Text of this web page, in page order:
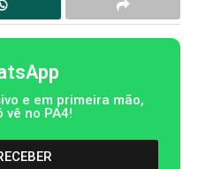
e em primeira mão,
vê no PA4!